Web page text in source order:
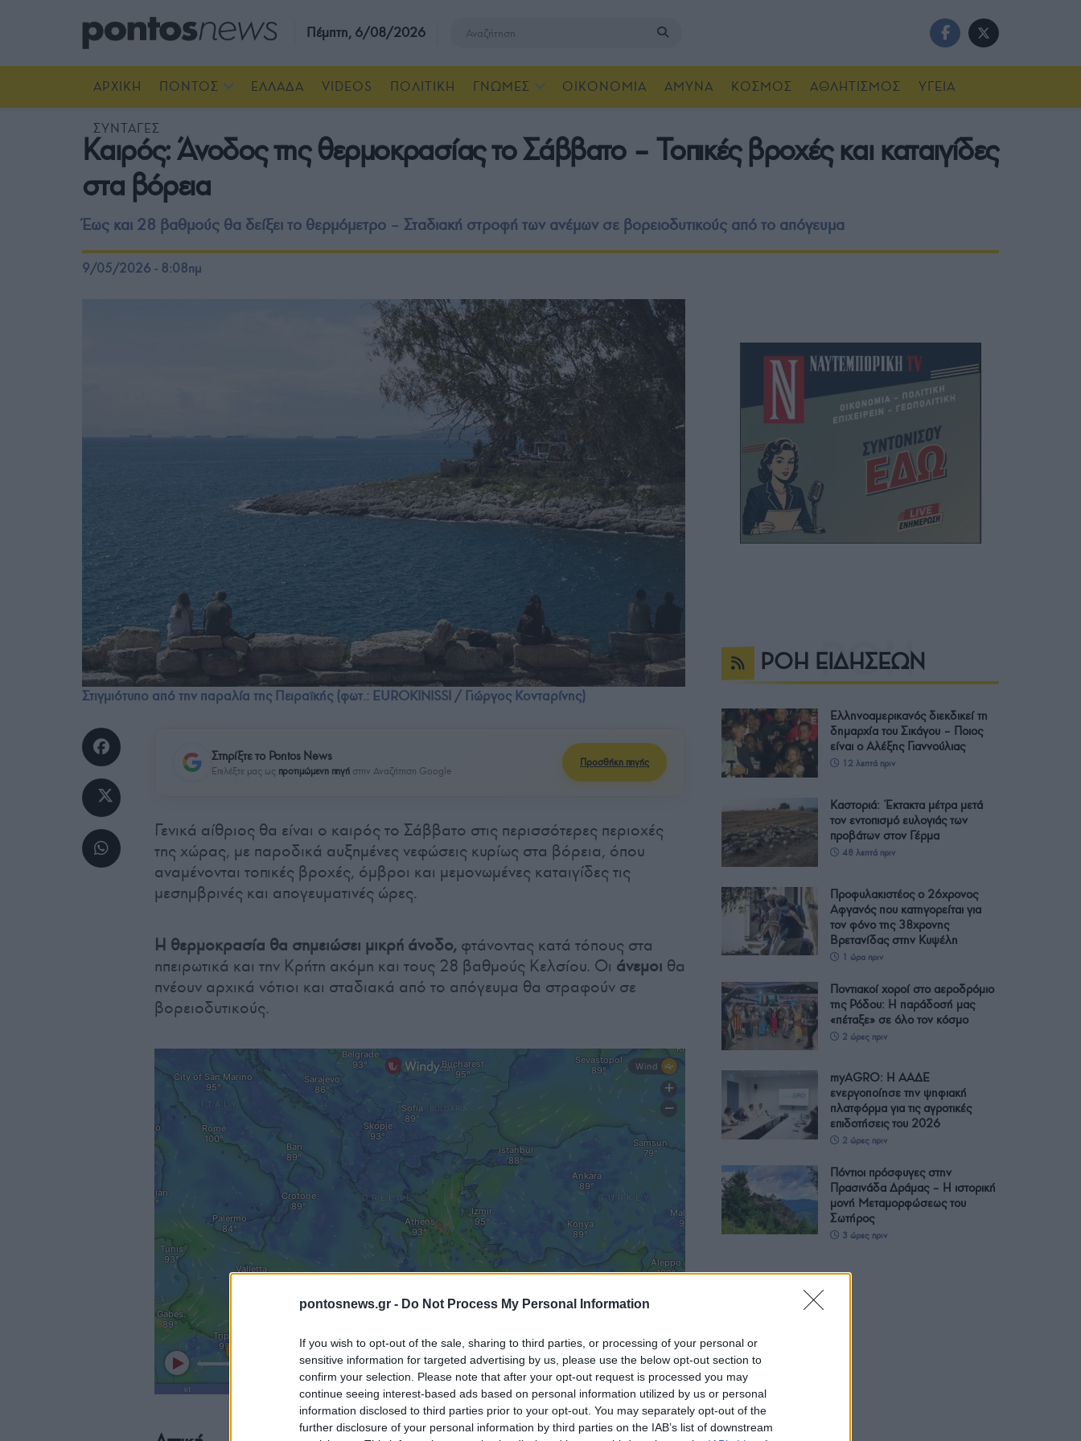
pontosnews.gr - Do Not Process My Personal Information
If you wish to opt-out of the sale, sharing to third parties, or processing of your personal or
sensitive information for targeted advertising by us, please use the below opt-out section to
confirm your selection. Please note that after your opt-out request is processed you may
continue seeing interest-based ads based on personal information utilized by us or personal
information disclosed to third parties prior to your opt-out. You may separately opt-out of the
further disclosure of your personal information by third parties on the IAB’s list of downstream
Πέμπτη, 6/08/2026
ΑΡΧΙΚΗ ΠΟΝΤΟΣ ΕΛΛΑΔΑ VIDEOS ΠΟΛΙΤΙΚΗ ΓΝΩΜΕΣ ΟΙΚΟΝΟΜΙΑ ΑΜΥΝΑ ΚΟΣΜΟΣ ΑΘΛΗΤΙΣΜΟΣ ΥΓΕΙΑ
ΣΥΝΤΑΓΕΣ
Καιρός: Άνοδος της θερμοκρασίας το Σάββατο – Τοπικές βροχές και καταιγίδες
στα βόρεια
Έως και 28 βαθμούς θα δείξει το θερμόμετρο – Σταδιακή στροφή των ανέμων σε βορειοδυτικούς από το απόγευμα
9/05/2026 - 8:08πμ
Στιγμιότυπο από την παραλία της Πειραϊκής (φωτ.: EUROKINISSI / Γιώργος Κονταρίνης)
Στηρίξτε το Pontos News
Επιλέξτε μας ως προτιμώμενη πηγή στην Αναζήτηση Google
Προσθήκη πηγής
Γενικά αίθριος θα είναι ο καιρός το Σάββατο στις περισσότερες περιοχές
της χώρας, με παροδικά αυξημένες νεφώσεις κυρίως στα βόρεια, όπου
αναμένονται τοπικές βροχές, όμβροι και μεμονωμένες καταιγίδες τις
μεσημβρινές και απογευματινές ώρες.
Η θερμοκρασία θα σημειώσει μικρή άνοδο, φτάνοντας κατά τόπους στα
ηπειρωτικά και την Κρήτη ακόμη και τους 28 βαθμούς Κελσίου. Οι άνεμοι θα
πνέουν αρχικά νότιοι και σταδιακά από το απόγευμα θα στραφούν σε
βορειοδυτικούς.
ΡΟΗ ΕΙΔΗΣΕΩΝ
Ελληνοαμερικανός διεκδικεί τη
δημαρχία του Σικάγου – Ποιος
είναι ο Αλέξης Γιαννούλιας
12 λεπτά πριν
Καστοριά: Έκτακτα μέτρα μετά
τον εντοπισμό ευλογιάς των
προβάτων στον Γέρμα
48 λεπτά πριν
Προφυλακιστέος ο 26χρονος
Αφγανός που κατηγορείται για
τον φόνο της 38χρονης
Βρετανίδας στην Κυψέλη
1 ώρα πριν
Ποντιακοί χοροί στο αεροδρόμιο
της Ρόδου: Η παράδοσή μας
«πέταξε» σε όλο τον κόσμο
2 ώρες πριν
myAGRO: Η ΑΑΔΕ
ενεργοποίησε την ψηφιακή
πλατφόρμα για τις αγροτικές
επιδοτήσεις του 2026
2 ώρες πριν
Πόντιοι πρόσφυγες στην
Πρασινάδα Δράμας – Η ιστορική
μονή Μεταμορφώσεως του
Σωτήρος
3 ώρες πριν